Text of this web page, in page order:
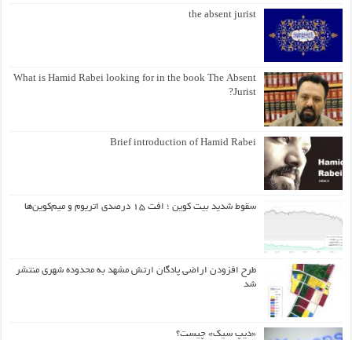
the absent jurist
What is Hamid Rabei looking for in the book The Absent
Jurist?
Brief introduction of Hamid Rabei
سقوط شدید بیت کوین ؛ افت ۱۵ درصدی اتریوم و میم‌کوین‌ها
طرح افزودن اراضی پادگان ارتش مشهد به محدوده شهری منتشر
شد
«دیپ سیک» چیست؟